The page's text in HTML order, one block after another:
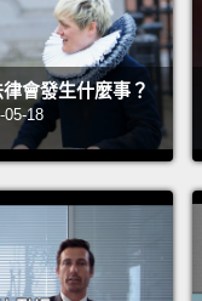
I really like her.
Lovely, like, easy on
this restaurant.
sushi—
我很喜歡她。她很有
我想我會帶她去這家
她去吃壽司－－
會發生什麼事？
18